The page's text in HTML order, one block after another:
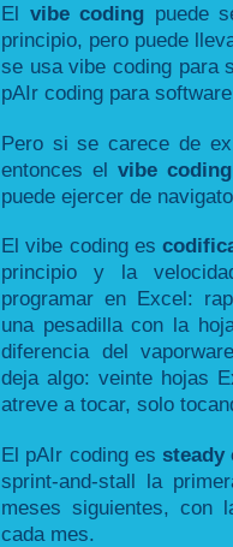
El vibe coding puede
principio, pero puede
se usa vibe coding para
pAIr coding para
Pero si se carece de
entonces elvibe coding
puede ejercer de
El vibe coding es
principio y la
programar en Excel:
una pesadilla con la
diferencia del
deja algo: veinte hojas
atreve a tocar, solo
El pAIr coding es steady
sprint-and-stall la
meses siguientes, con
cada mes.